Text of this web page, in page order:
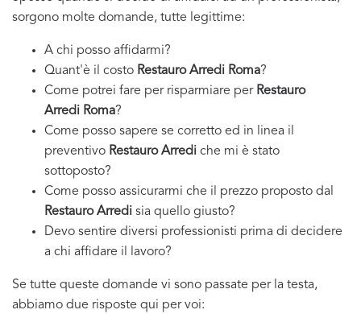
sorgono molte domande, tutte legittime:
A chi posso affidarmi?
Quant'è il costo Restauro Arredi Roma?
Come potrei fare per risparmiare per Restauro
Arredi Roma?
Come posso sapere se corretto ed in linea il
preventivo Restauro Arredi che mi è stato
sottoposto?
Come posso assicurarmi che il prezzo proposto dal
Restauro Arredi sia quello giusto?
Devo sentire diversi professionisti prima di decidere
a chi affidare il lavoro?
Se tutte queste domande vi sono passate per la testa,
abbiamo due risposte qui per voi: